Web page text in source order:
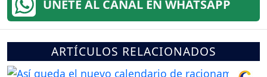
ÚNETE AL CANAL EN WHATSAPP
ARTÍCULOS RELACIONADOS